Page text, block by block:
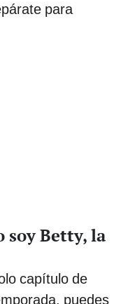
para
soy Betty, la
capítulo de
puedes